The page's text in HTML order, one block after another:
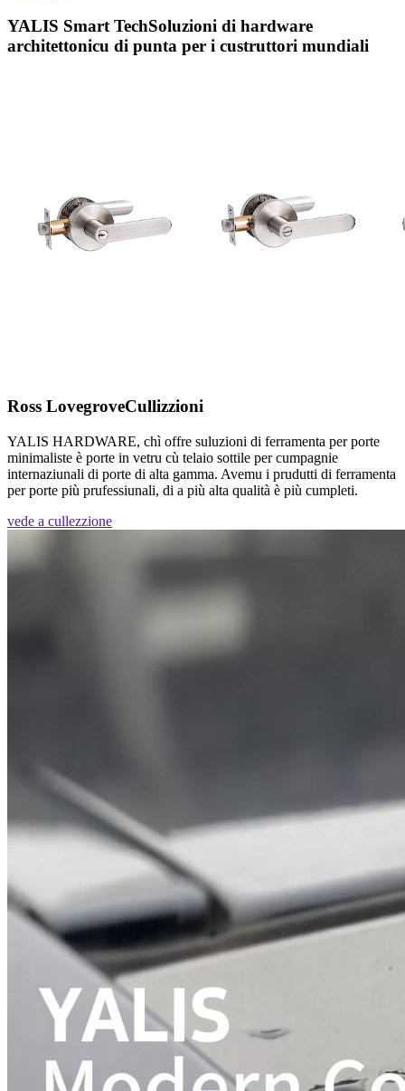
YALIS Smart TechSoluzioni di hardware
architettonicu di punta per i custruttori mundiali
Ross LovegroveCullizzioni
YALIS HARDWARE, chì offre suluzioni di ferramenta per porte
minimaliste è porte in vetru cù telaio sottile per cumpagnie
internaziunali di porte di alta gamma. Avemu i prudutti di ferramenta
per porte più prufessiunali, di a più alta qualità è più cumpleti.
vede a cullezzione